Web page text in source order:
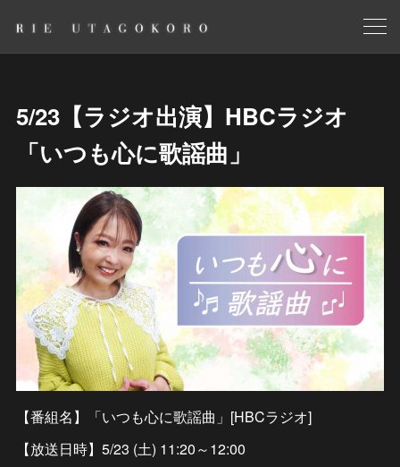
5/23【ラジオ出演】HBCラジオ
「いつも心に歌謡曲」
【番組名】「いつも心に歌謡曲」[HBCラジオ]
【放送日時】5/23 (土) 11:20～12:00